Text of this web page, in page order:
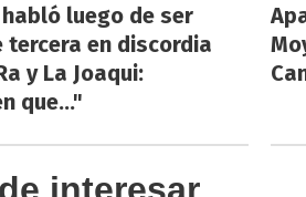
luego de ser
tercera en discordia
y La Joaqui:
que..."